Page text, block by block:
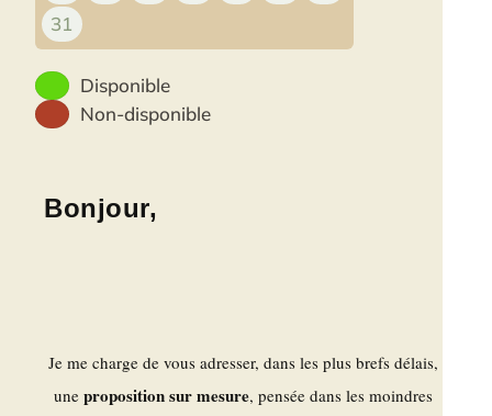
31
Disponible
Non-disponible
Bonjour,
Je me charge de vous adresser, dans les plus brefs délais,
uneproposition sur mesure, pensée dans les moindres